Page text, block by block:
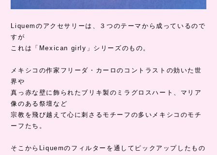
Liquemのアクセサリーは、３つのテーマから成っているので
すが
これは「Mexican girly」シリーズのもの。
メキシコの作家フリーダ・カーロのコントラストの効いた世
界や
真っ赤な壁に飾られたブリキ製のミラグロスハート、マリア
像のある祭壇など
宗教を飛び越えて心に刺さるモチーフの多いメキシコのモチ
ーフたち。
そこからLiquemのフィルターを通してピックアップしたもの